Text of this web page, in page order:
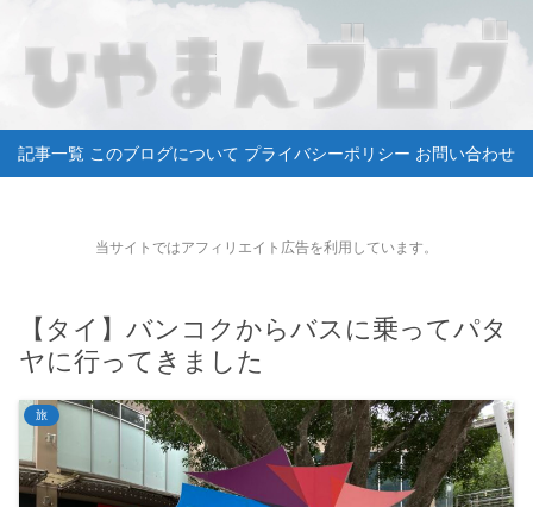
記事一覧 このブログについて プライバシーポリシー お問い合わせ
当サイトではアフィリエイト広告を利用しています。
【タイ】バンコクからバスに乗ってパタ
ヤに行ってきました
旅